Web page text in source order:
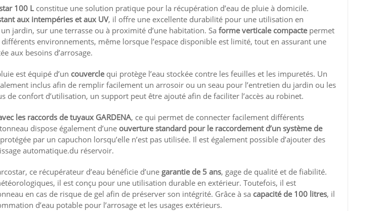
100 Lconstitue une solution pratique pour la récupération d’eau de pluie à domicile.
aux intempéries et aux UV, il offre une excellente durabilité pour une utilisation en
jardin, sur une terrasse ou à proximité d’une habitation. Sa forme verticale compactepermet
environnements, même lorsque l’espace disponible est limité, tout en assurant une
aux besoins d’arrosage.
est équipé d’un couvercle qui protège l’eau stockée contre les feuilles et les impuretés. Un
inclus afin de remplir facilement un arrosoir ou un seau pour l’entretien du jardin ou les
de confort d’utilisation, un support peut être ajouté afin de faciliter l’accès au robinet.
les raccords de tuyaux GARDENA, ce qui permet de connecter facilement différents
dispose également d’une ouverture standard pour le raccordement d’un système de
par un capuchon lorsqu’elle n’est pas utilisée. Il est également possible d’ajouter des
automatique.du réservoir.
ce récupérateur d’eau bénéficie d’une garantie de 5 ans, gage de qualité et de fiabilité.
il est conçu pour une utilisation durable en extérieur. Toutefois, il est
en cas de risque de gel afin de préserver son intégrité. Grâce à sa capacité de 100 litres, il
d’eau potable pour l’arrosage et les usages extérieurs.